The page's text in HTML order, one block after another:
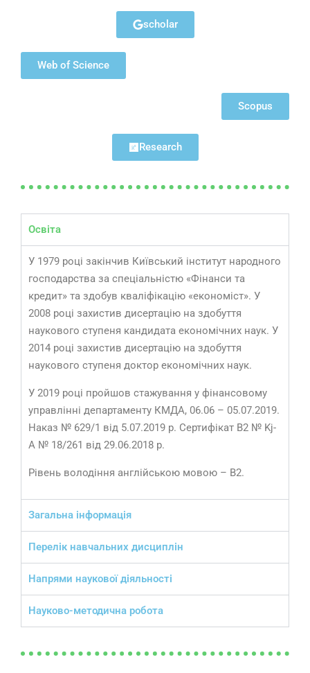
scholar
Web of Science
Scopus
Research
Освіта
У 1979 році закінчив Київський інститут народного
господарства за спеціальністю «Фінанси та
кредит» та здобув кваліфікацію «економіст». У
2008 році захистив дисертацію на здобуття
наукового ступеня кандидата економічних наук. У
2014 році захистив дисертацію на здобуття
наукового ступеня доктор економічних наук.
У 2019 році пройшов стажування у фінансовому
управлінні департаменту КМДА, 06.06 – 05.07.2019.
Наказ № 629/1 від 5.07.2019 р. Сертифікат В2 № Kj-
A № 18/261 від 29.06.2018 р.
Рівень володіння англійською мовою – B2.
Загальна інформація
Перелік навчальних дисциплін
Напрями наукової діяльності
Науково-методична робота